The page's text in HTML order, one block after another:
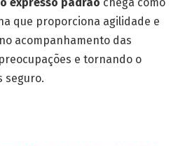
expresso padrão chega como
que proporciona agilidade e
acompanhamento das
e tornando o
seguro.